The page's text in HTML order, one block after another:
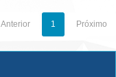
Anterior 1 Próximo